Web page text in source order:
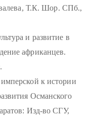
Т.К. Шор. СПб.,
и развитие в
африканцев.
к истории
Османского
Изд-во СГУ,